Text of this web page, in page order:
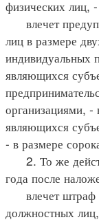
физических лиц, -
влечет
лиц в размере
индивидуальных
являющихся
организациями, -
являющихся
- в размере
2. То же
года после
влечет штраф
должностных